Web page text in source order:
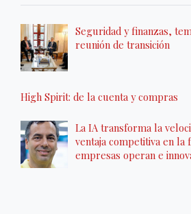
Seguridad y finanzas,
reunión de transición
High Spirit: de la cuenta y compras
La IA transforma la
ventaja competitiva en la
empresas operan e